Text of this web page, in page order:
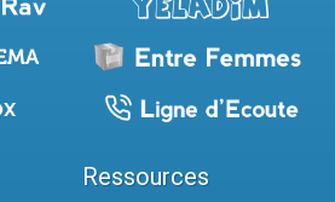
Ressources